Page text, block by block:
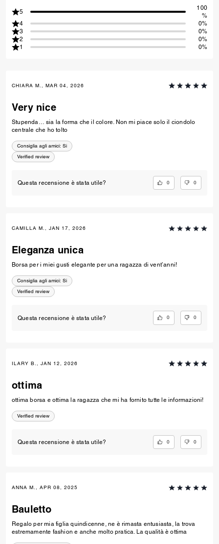
5
100
%
4
0%
3
0%
2
0%
1
0%
CHIARA M., MAR 04, 2026
Very nice
Stupenda… sia la forma che il colore. Non mi piace solo il ciondolo
centrale che ho tolto
Consiglia agli amici: Si
Verified review
Questa recensione è stata utile? 0 0
CAMILLA M., JAN 17, 2026
Eleganza unica
Borsa per i miei gusti elegante per una ragazza di vent’anni!
Consiglia agli amici: Si
Verified review
Questa recensione è stata utile? 0 0
ILARY B., JAN 12, 2026
ottima
ottima borsa e ottima la ragazza che mi ha fornito tutte le informazioni!
Verified review
Questa recensione è stata utile? 0 0
ANNA M., APR 08, 2025
Bauletto
Regalo per mia figlia quindicenne, ne è rimasta entusiasta, la trova
estremamente fashion e anche molto pratica. La qualità è ottima